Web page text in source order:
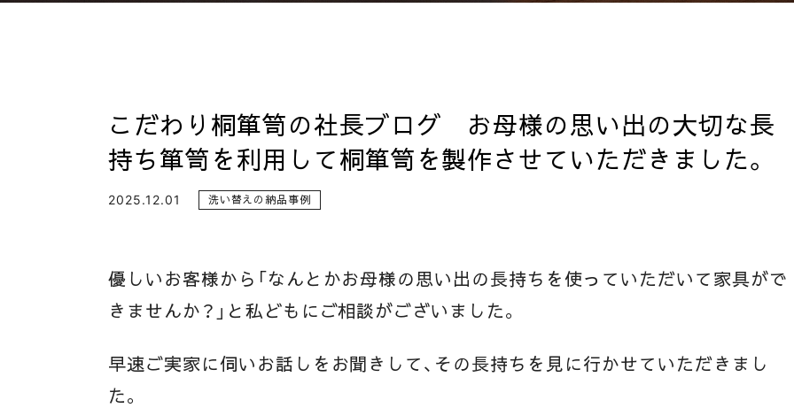
こだわり桐箪笥の社長ブログ お母様の思い出の大切な長
持ち箪笥を利用して桐箪笥を製作させていただきました。
2025.12.01 洗い替えの納品事例
優しいお客様から「なんとかお母様の思い出の長持ちを使っていただいて家具がで
きませんか？」と私どもにご相談がございました。
早速ご実家に伺いお話しをお聞きして、その長持ちを見に行かせていただきまし
た。